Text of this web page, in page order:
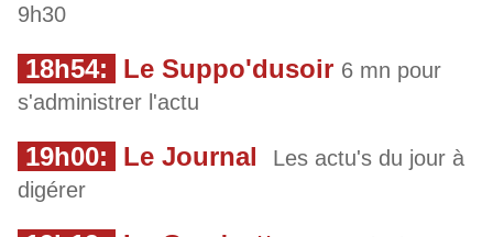
9h30
18h54: Le Suppo'dusoir 6 mn pour
s'administrer l'actu
19h00: Le Journal
Les actu's du jour à
digérer